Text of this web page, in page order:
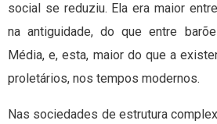
social se reduziu. Ela era maior
na antiguidade, do que entre
Média, e, esta, maior do que a
proletários, nos tempos modernos.
Nas sociedades de estrutura